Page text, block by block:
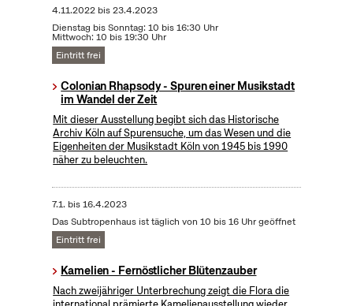
4.11.2022bis23.4.2023
Dienstag bis Sonntag: 10 bis 16:30 Uhr
Mittwoch: 10 bis 19:30 Uhr
Eintritt frei
Colonian Rhapsody - Spuren einer Musikstadt
im Wandel der Zeit
Mit dieser Ausstellung begibt sich das Historische
Archiv Köln auf Spurensuche, um das Wesen und die
Eigenheiten der Musikstadt Köln von 1945 bis 1990
näher zu beleuchten.
7.1. bis16.4.2023
Das Subtropenhaus ist täglich von 10 bis 16 Uhr geöffnet
Eintritt frei
Kamelien - Fernöstlicher Blütenzauber
Nach zweijähriger Unterbrechung zeigt die Flora die